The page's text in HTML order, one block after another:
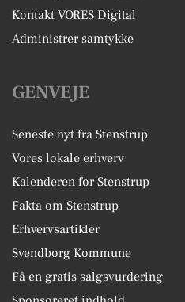
Kontakt VORES Digital
Administrer samtykke
GENVEJE
Seneste nyt fra Stenstrup
Vores lokale erhverv
Kalenderen for Stenstrup
Fakta om Stenstrup
Erhvervsartikler
Svendborg Kommune
Få en gratis salgsvurdering